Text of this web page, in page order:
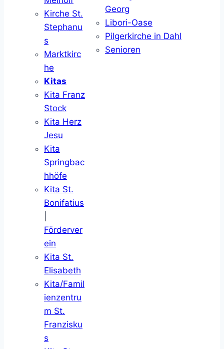
Kirche St.
Stephanu
s
Marktkirc
he
Kitas
Kita Franz
Stock
Kita Herz
Jesu
Kita
Springbac
hhöfe
Kita St.
Bonifatius
Förderver
ein
Kita St.
Elisabeth
Kita/Famil
ienzentru
m St.
Franzisku
s
Georg
Libori-Oase
Pilgerkirche in Dahl
Senioren